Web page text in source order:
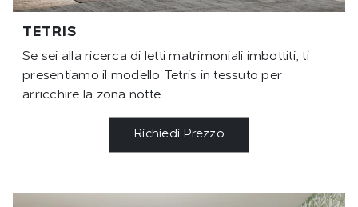
TETRIS
Se sei alla ricerca di letti matrimoniali imbottiti, ti
presentiamo il modello Tetris in tessuto per
arricchire la zona notte.
Richiedi Prezzo